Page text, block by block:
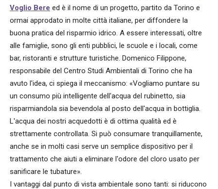
Voglio Bere ed è il nome di un progetto, partito da Torino e
ormai approdato in molte città italiane, per diffondere la
buona pratica del risparmio idrico. A essere interessati, oltre
alle famiglie, sono gli enti pubblici, le scuole e i locali, come
bar, ristoranti e strutture turistiche. Domenico Filippone,
responsabile del Centro Studi Ambientali di Torino che ha
avuto l'idea, ci spiega il meccanismo: «Vogliamo puntare su
un consumo più intelligente dell'acqua del rubinetto, sia
risparmiandola sia bevendola al posto dell'acqua in bottiglia.
L'acqua dei nostri acquedotti è di ottima qualità ed è
strettamente controllata. Si può consumare tranquillamente,
anche se in molti casi serve un semplice dispositivo per il
trattamento che aiuti a eliminare l'odore del cloro usato per
sanificare le tubature».
I vantaggi dal punto di vista ambientale sono tanti: si riducono